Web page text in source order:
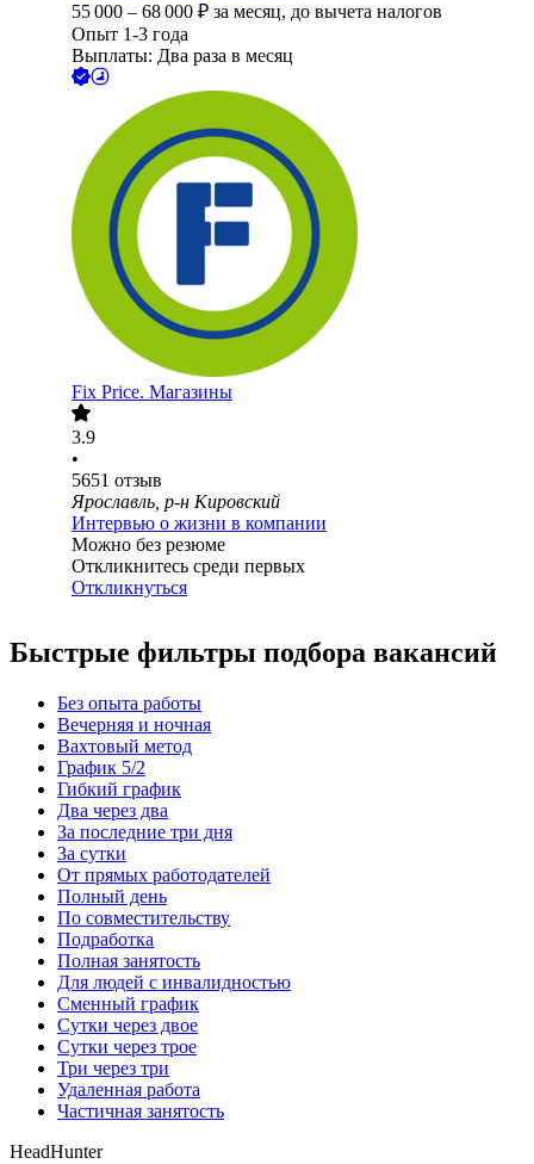
55 000 – 68 000 ₽ за месяц, до вычета налогов
Опыт 1-3 года
Выплаты: Два раза в месяц
Fix Price. Магазины
3.9
•
5651 отзыв
Ярославль, р-н Кировский
Интервью о жизни в компании
Можно без резюме
Откликнитесь среди первых
Откликнуться
Быстрые фильтры подбора вакансий
Без опыта работы
Вечерняя и ночная
Вахтовый метод
График 5/2
Гибкий график
Два через два
За последние три дня
За сутки
От прямых работодателей
Полный день
По совместительству
Подработка
Полная занятость
Для людей с инвалидностью
Сменный график
Сутки через двое
Сутки через трое
Три через три
Удаленная работа
Частичная занятость
HeadHunter